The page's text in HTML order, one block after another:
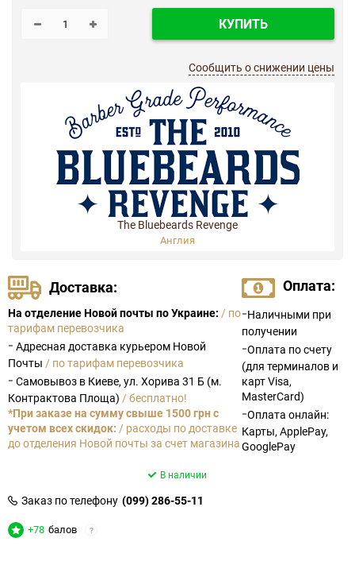
КУПИТЬ
Сообщить о снижении цены
The Bluebeards Revenge
Англия
Доставка:
На отделение Новой почты по Украине: / по
тарифам перевозчика
- Адресная доставка курьером Новой
Почты / по тарифам перевозчика
- Самовывоз в Киеве, ул. Хорива 31 Б (м.
Контрактова Площа) / бесплатно!
*При заказе на сумму свыше 1500 грн с
учетом всех скидок: / расходы по доставке
до отделения Новой почты за счет магазина
Оплата:
-Наличными при
получении
-Оплата по счету
(для терминалов и
карт Visa,
MasterCard)
-Оплата онлайн:
Карты, ApplePay,
GooglePay
В наличии
Заказ по телефону (099) 286-55-11
+78 балов ?